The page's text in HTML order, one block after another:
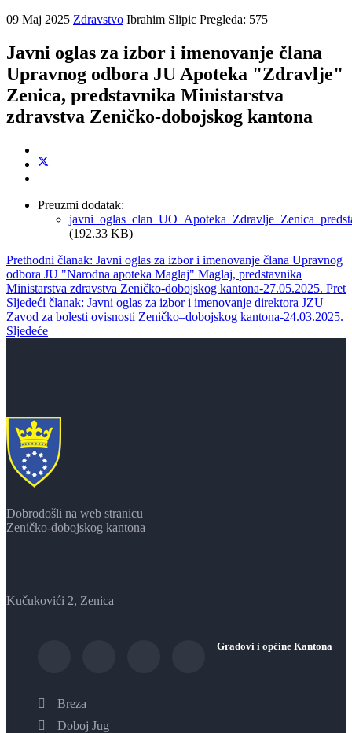
09 Maj 2025 Zdravstvo Ibrahim Slipic Pregleda: 575
Javni oglas za izbor i imenovanje člana
Upravnog odbora JU Apoteka "Zdravlje"
Zenica, predstavnika Ministarstva
zdravstva Zeničko-dobojskog kantona
Preuzmi dodatak:
(192.33 KB)
Prethodni članak: Javni oglas za izbor i imenovanje člana Upravnog
odbora JU "Narodna apoteka Maglaj" Maglaj, predstavnika
Ministarstva zdravstva Zeničko-dobojskog kantona-27.05.2025. Pret
Sljedeći članak: Javni oglas za izbor i imenovanje direktora JZU
Zavod za bolesti ovisnosti Zeničko–dobojskog kantona-24.03.2025.
Sljedeće
Dobrodošli na web stranicu
Zeničko-dobojskog kantona
Kučukovići 2, Zenica
Gradovi i općine Kantona
Breza
Doboj Jug